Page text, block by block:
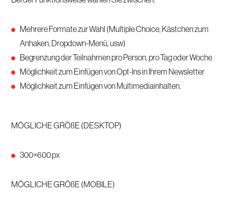
Mehrere Formate zur Wahl (Multiple Choice, Kästchen zum
Anhaken, Dropdown-Menü, usw)
Begrenzung der Teilnahmen pro Person, pro Tag oder Woche
Möglichkeit zum Einfügen von Opt-Ins in Ihrem Newsletter
Möglichkeit zum Einfügen von Multimediainhalten.
MÖGLICHE GRÖßE (DESKTOP)
300×600 px
MÖGLICHE GRÖßE (MOBILE)